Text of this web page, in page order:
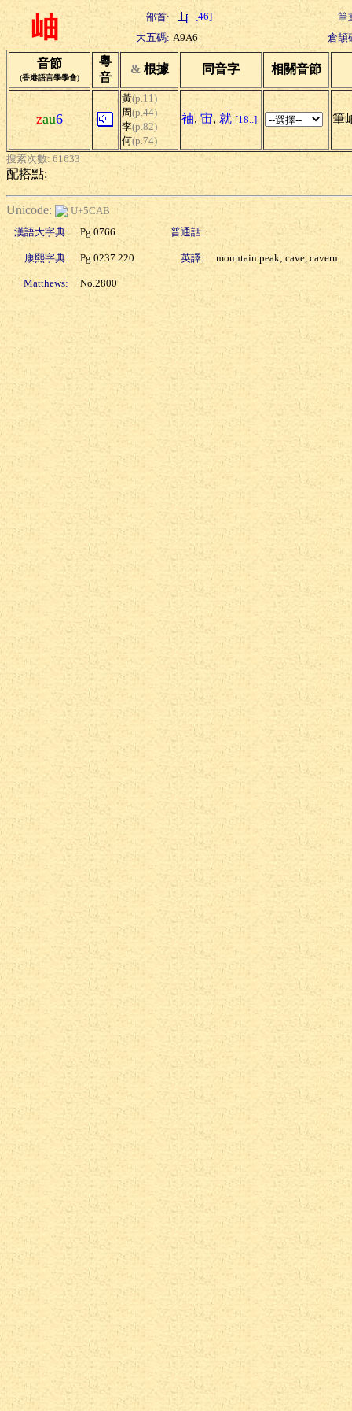
岫 部首: [46]
筆
大五碼: A9A6 倉頡
音節
(香港語言學學會)
粵
音
& 根據 同音字 相關音節
zau6
黃(p.11)
周(p.44)
李(p.82)
何(p.74)
袖, 宙, 就 [18..] 筆
搜索次數: 61633
配搭點:
Unicode:
U+5CAB
漢語大字典:
Pg.0766 普通話:
康熙字典: Pg.0237.220 英譯: mountain peak; cave, cavern
Matthews: No.2800